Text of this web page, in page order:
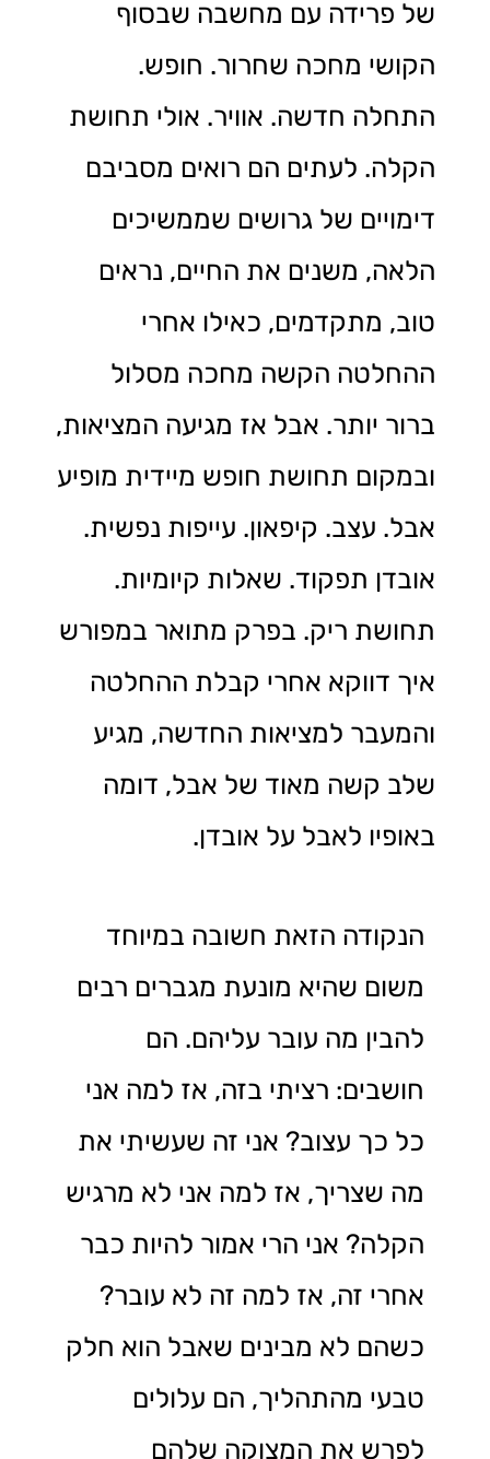
של פרידה עם מחשבה שבסוף
הקושי מחכה שחרור. חופש.
התחלה חדשה. אוויר. אולי תחושת
הקלה. לעתים הם רואים מסביבם
דימויים של גרושים שממשיכים
הלאה, משנים את החיים, נראים
טוב, מתקדמים, כאילו אחרי
ההחלטה הקשה מחכה מסלול
ברור יותר. אבל אז מגיעה המציאות,
ובמקום תחושת חופש מיידית מופיע
אבל. עצב. קיפאון. עייפות נפשית.
אובדן תפקוד. שאלות קיומיות.
תחושת ריק. בפרק מתואר במפורש
איך דווקא אחרי קבלת ההחלטה
והמעבר למציאות החדשה, מגיע
שלב קשה מאוד של אבל, דומה
באופיו לאבל על אובדן.
הנקודה הזאת חשובה במיוחד
משום שהיא מונעת מגברים רבים
להבין מה עובר עליהם. הם
חושבים: רציתי בזה, אז למה אני
כל כך עצוב? אני זה שעשיתי את
מה שצריך, אז למה אני לא מרגיש
הקלה? אני הרי אמור להיות כבר
אחרי זה, אז למה זה לא עובר?
כשהם לא מבינים שאבל הוא חלק
טבעי מהתהליך, הם עלולים
לפרש את המצוקה שלהם